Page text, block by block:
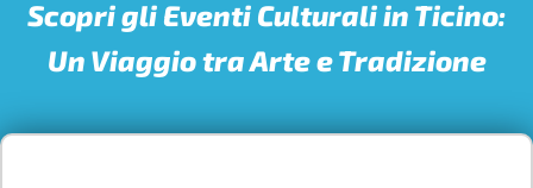
Scopri gli Eventi Culturali in Ticino:
Un Viaggio tra Arte e Tradizione